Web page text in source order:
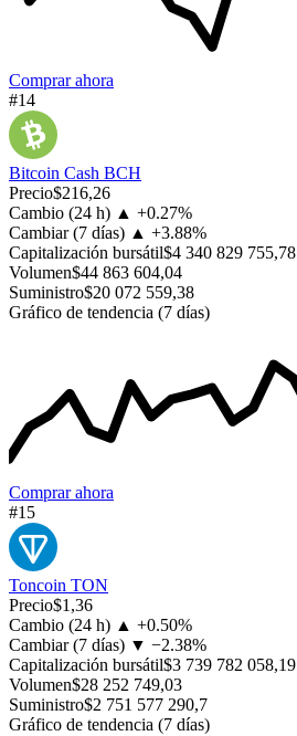
Comprar ahora
#14
Bitcoin Cash BCH
Precio$216,26
Cambio (24 h) ▲ +0.27%
Cambiar (7 días) ▲ +3.88%
Capitalización bursátil$4 340 829 755,78
Volumen$44 863 604,04
Suministro$20 072 559,38
Gráfico de tendencia (7 días)
Comprar ahora
#15
Toncoin TON
Precio$1,36
Cambio (24 h) ▲ +0.50%
Cambiar (7 días) ▼ −2.38%
Capitalización bursátil$3 739 782 058,19
Volumen$28 252 749,03
Suministro$2 751 577 290,7
Gráfico de tendencia (7 días)